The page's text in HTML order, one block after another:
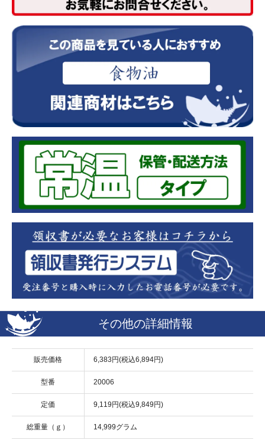
その他の詳細情報
販売価格 6,383円(税込6,894円)
型番 20006
定価 9,119円(税込9,849円)
総重量（ｇ） 14,999グラム